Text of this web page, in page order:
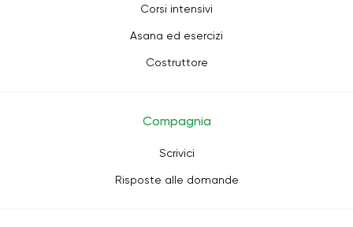
Corsi intensivi
Asana ed esercizi
Costruttore
Compagnia
Scrivici
Risposte alle domande